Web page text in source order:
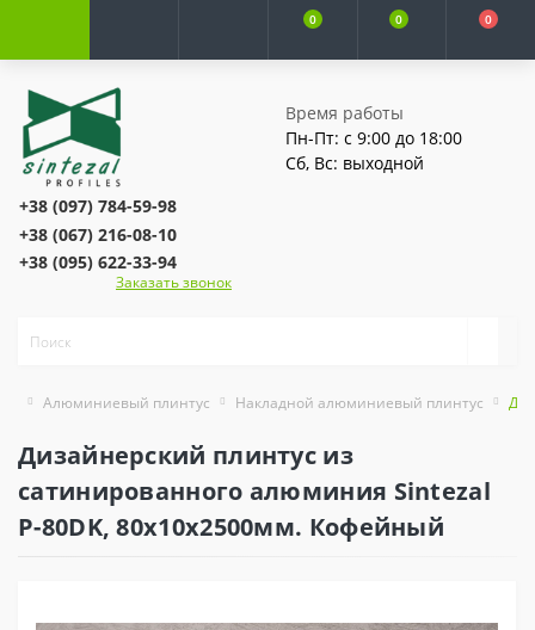
0 0 0
Время работы
Пн-Пт: с 9:00 до 18:00
Сб, Вс: выходной
+38 (097) 784-59-98
+38 (067) 216-08-10
+38 (095) 622-33-94
Заказать звонок
Алюминиевый плинтус Накладной алюминиевый плинтус
Дизайнерский плинтус из
сатинированного алюминия Sintezal
P-80DK, 80х10х2500мм. Кофейный